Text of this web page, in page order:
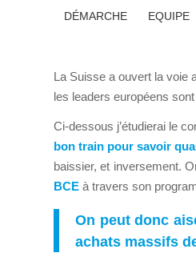
DÉMARCHE EQUIPE
La Suisse a ouvert la voie
les leaders européens
Ci-dessous j’étudierai le
bon train pour savoir
baissier, et inversement.
BCE à travers son
On peut donc
achats massifs